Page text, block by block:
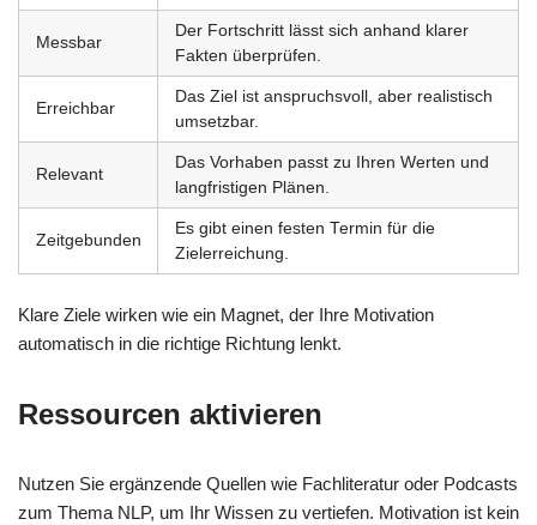
Messbar
Der Fortschritt lässt sich anhand klarer
Fakten überprüfen.
Erreichbar
Das Ziel ist anspruchsvoll, aber realistisch
umsetzbar.
Relevant
Das Vorhaben passt zu Ihren Werten und
langfristigen Plänen.
Zeitgebunden
Es gibt einen festen Termin für die
Zielerreichung.
Klare Ziele wirken wie ein Magnet, der Ihre Motivation
automatisch in die richtige Richtung lenkt.
Ressourcen aktivieren
Nutzen Sie ergänzende Quellen wie Fachliteratur oder Podcasts
zum Thema NLP, um Ihr Wissen zu vertiefen. Motivation ist kein